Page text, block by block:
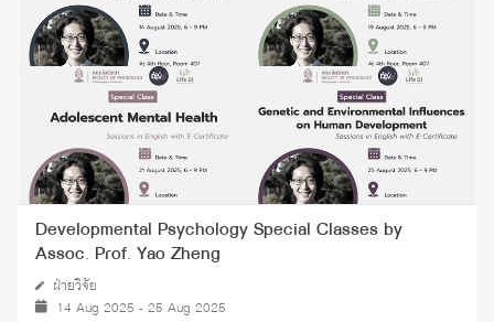
Developmental Psychology Special Classes by
Assoc. Prof. Yao Zheng
ฝ่ายวิจัย
14 Aug 2025 - 25 Aug 2025